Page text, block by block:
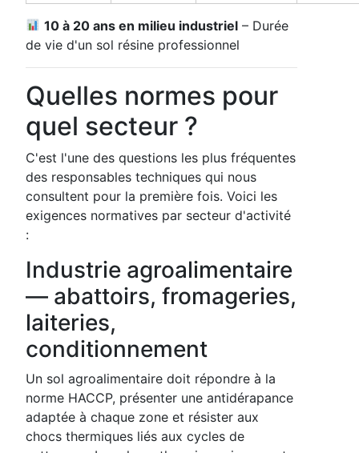
10 à 20 ans en milieu industriel – Durée
de vie d'un sol résine professionnel
Quelles normes pour
quel secteur ?
C'est l'une des questions les plus fréquentes
des responsables techniques qui nous
consultent pour la première fois. Voici les
exigences normatives par secteur d'activité
:
Industrie agroalimentaire
— abattoirs, fromageries,
laiteries,
conditionnement
Un sol agroalimentaire doit répondre à la
norme HACCP, présenter une antidérapance
adaptée à chaque zone et résister aux
chocs thermiques liés aux cycles de